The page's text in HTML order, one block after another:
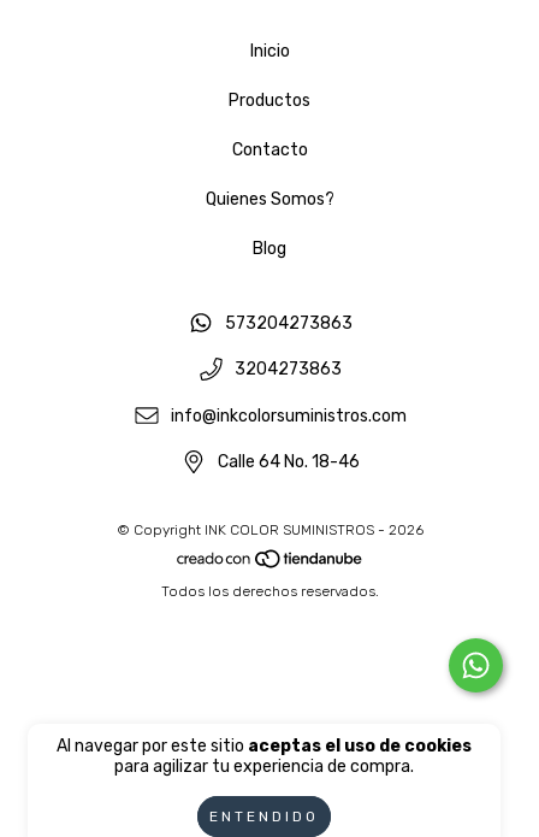
Al navegar por este sitio aceptas el uso de cookies
para agilizar tu experiencia de compra.
ENTENDIDO
Inicio
Productos
Contacto
Quienes Somos?
Blog
573204273863
3204273863
info@inkcolorsuministros.com
Calle 64 No. 18-46
© Copyright INK COLOR SUMINISTROS - 2026
Todos los derechos reservados.